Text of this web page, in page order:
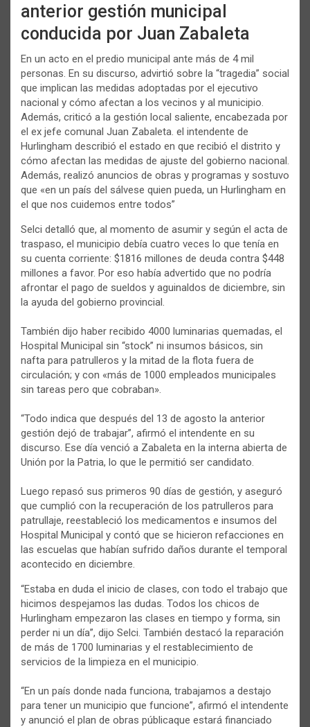
anterior gestión municipal
conducida por Juan Zabaleta
En un acto en el predio municipal ante más de 4 mil
personas. En su discurso, advirtió sobre la “tragedia” social
que implican las medidas adoptadas por el ejecutivo
nacional y cómo afectan a los vecinos y al municipio.
Además, criticó a la gestión local saliente, encabezada por
el ex jefe comunal Juan Zabaleta. el intendente de
Hurlingham describió el estado en que recibió el distrito y
cómo afectan las medidas de ajuste del gobierno nacional.
Además, realizó anuncios de obras y programas y sostuvo
que «en un país del sálvese quien pueda, un Hurlingham en
el que nos cuidemos entre todos”
Selci detalló que, al momento de asumir y según el acta de
traspaso, el municipio debía cuatro veces lo que tenía en
su cuenta corriente: $1816 millones de deuda contra $448
millones a favor. Por eso había advertido que no podría
afrontar el pago de sueldos y aguinaldos de diciembre, sin
la ayuda del gobierno provincial.
También dijo haber recibido 4000 luminarias quemadas, el
Hospital Municipal sin “stock” ni insumos básicos, sin
nafta para patrulleros y la mitad de la flota fuera de
circulación; y con «más de 1000 empleados municipales
sin tareas pero que cobraban».
“Todo indica que después del 13 de agosto la anterior
gestión dejó de trabajar”, afirmó el intendente en su
discurso. Ese día venció a Zabaleta en la interna abierta de
Unión por la Patria, lo que le permitió ser candidato.
Luego repasó sus primeros 90 días de gestión, y aseguró
que cumplió con la recuperación de los patrulleros para
patrullaje, reestableció los medicamentos e insumos del
Hospital Municipal y contó que se hicieron refacciones en
las escuelas que habían sufrido daños durante el temporal
acontecido en diciembre.
“Estaba en duda el inicio de clases, con todo el trabajo que
hicimos despejamos las dudas. Todos los chicos de
Hurlingham empezaron las clases en tiempo y forma, sin
perder ni un día”, dijo Selci. También destacó la reparación
de más de 1700 luminarias y el restablecimiento de
servicios de la limpieza en el municipio.
“En un país donde nada funciona, trabajamos a destajo
para tener un municipio que funcione”, afirmó el intendente
y anunció el plan de obras públicaque estará financiado